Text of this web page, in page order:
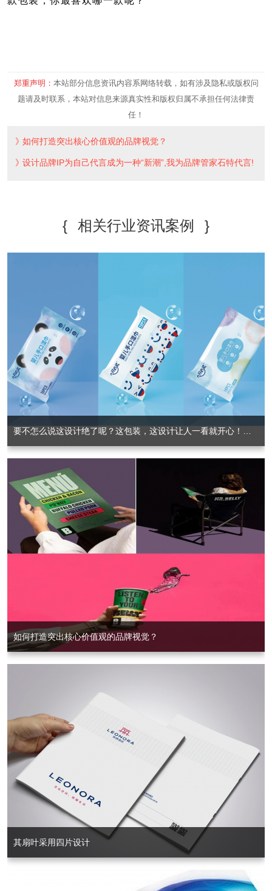
郑重声明： 本站部分信息资讯内容系网络转载，如有涉及隐私或版权问
题请及时联系，本站对信息来源真实性和版权归属不承担任何法律责
任！
如何打造突出核心价值观的品牌视觉？
设计品牌IP为自己代言成为一种“新潮”,我为品牌管家石特代言!
{ 相关行业资讯案例 }
如何打造突出核心价值观的品牌视觉？
其扇叶采用四片设计